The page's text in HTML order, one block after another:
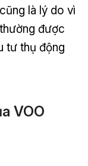
là lý do vì
được
tư thụ động
VOO